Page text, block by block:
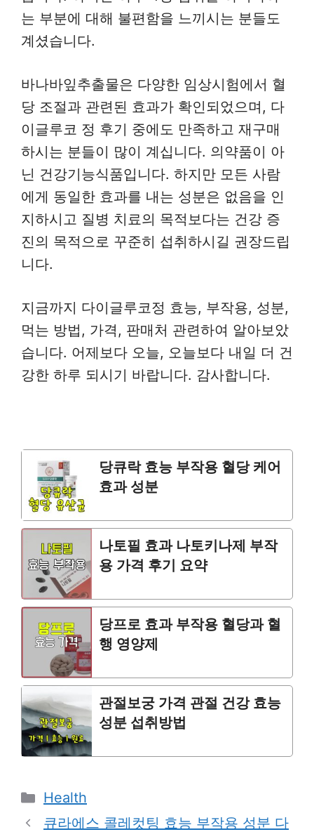
는 부분에 대해 불편함을 느끼시는 분들도
계셨습니다.
바나바잎추출물은 다양한 임상시험에서 혈
당 조절과 관련된 효과가 확인되었으며, 다
이글루코 정 후기 중에도 만족하고 재구매
하시는 분들이 많이 계십니다. 의약품이 아
닌 건강기능식품입니다. 하지만 모든 사람
에게 동일한 효과를 내는 성분은 없음을 인
지하시고 질병 치료의 목적보다는 건강 증
진의 목적으로 꾸준히 섭취하시길 권장드립
니다.
지금까지 다이글루코정 효능, 부작용, 성분,
먹는 방법, 가격, 판매처 관련하여 알아보았
습니다. 어제보다 오늘, 오늘보다 내일 더 건
강한 하루 되시기 바랍니다. 감사합니다.
당큐락 효능 부작용 혈당 케어
효과 성분
나토필 효과 나토키나제 부작
용 가격 후기 요약
당프로 효과 부작용 혈당과 혈
행 영양제
관절보궁 가격 관절 건강 효능
성분 섭취방법
Categories
Health
큐라에스 콜레컷팅 효능 부작용 성분 다